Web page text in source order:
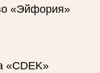
«Эйфория»
«CDEK»